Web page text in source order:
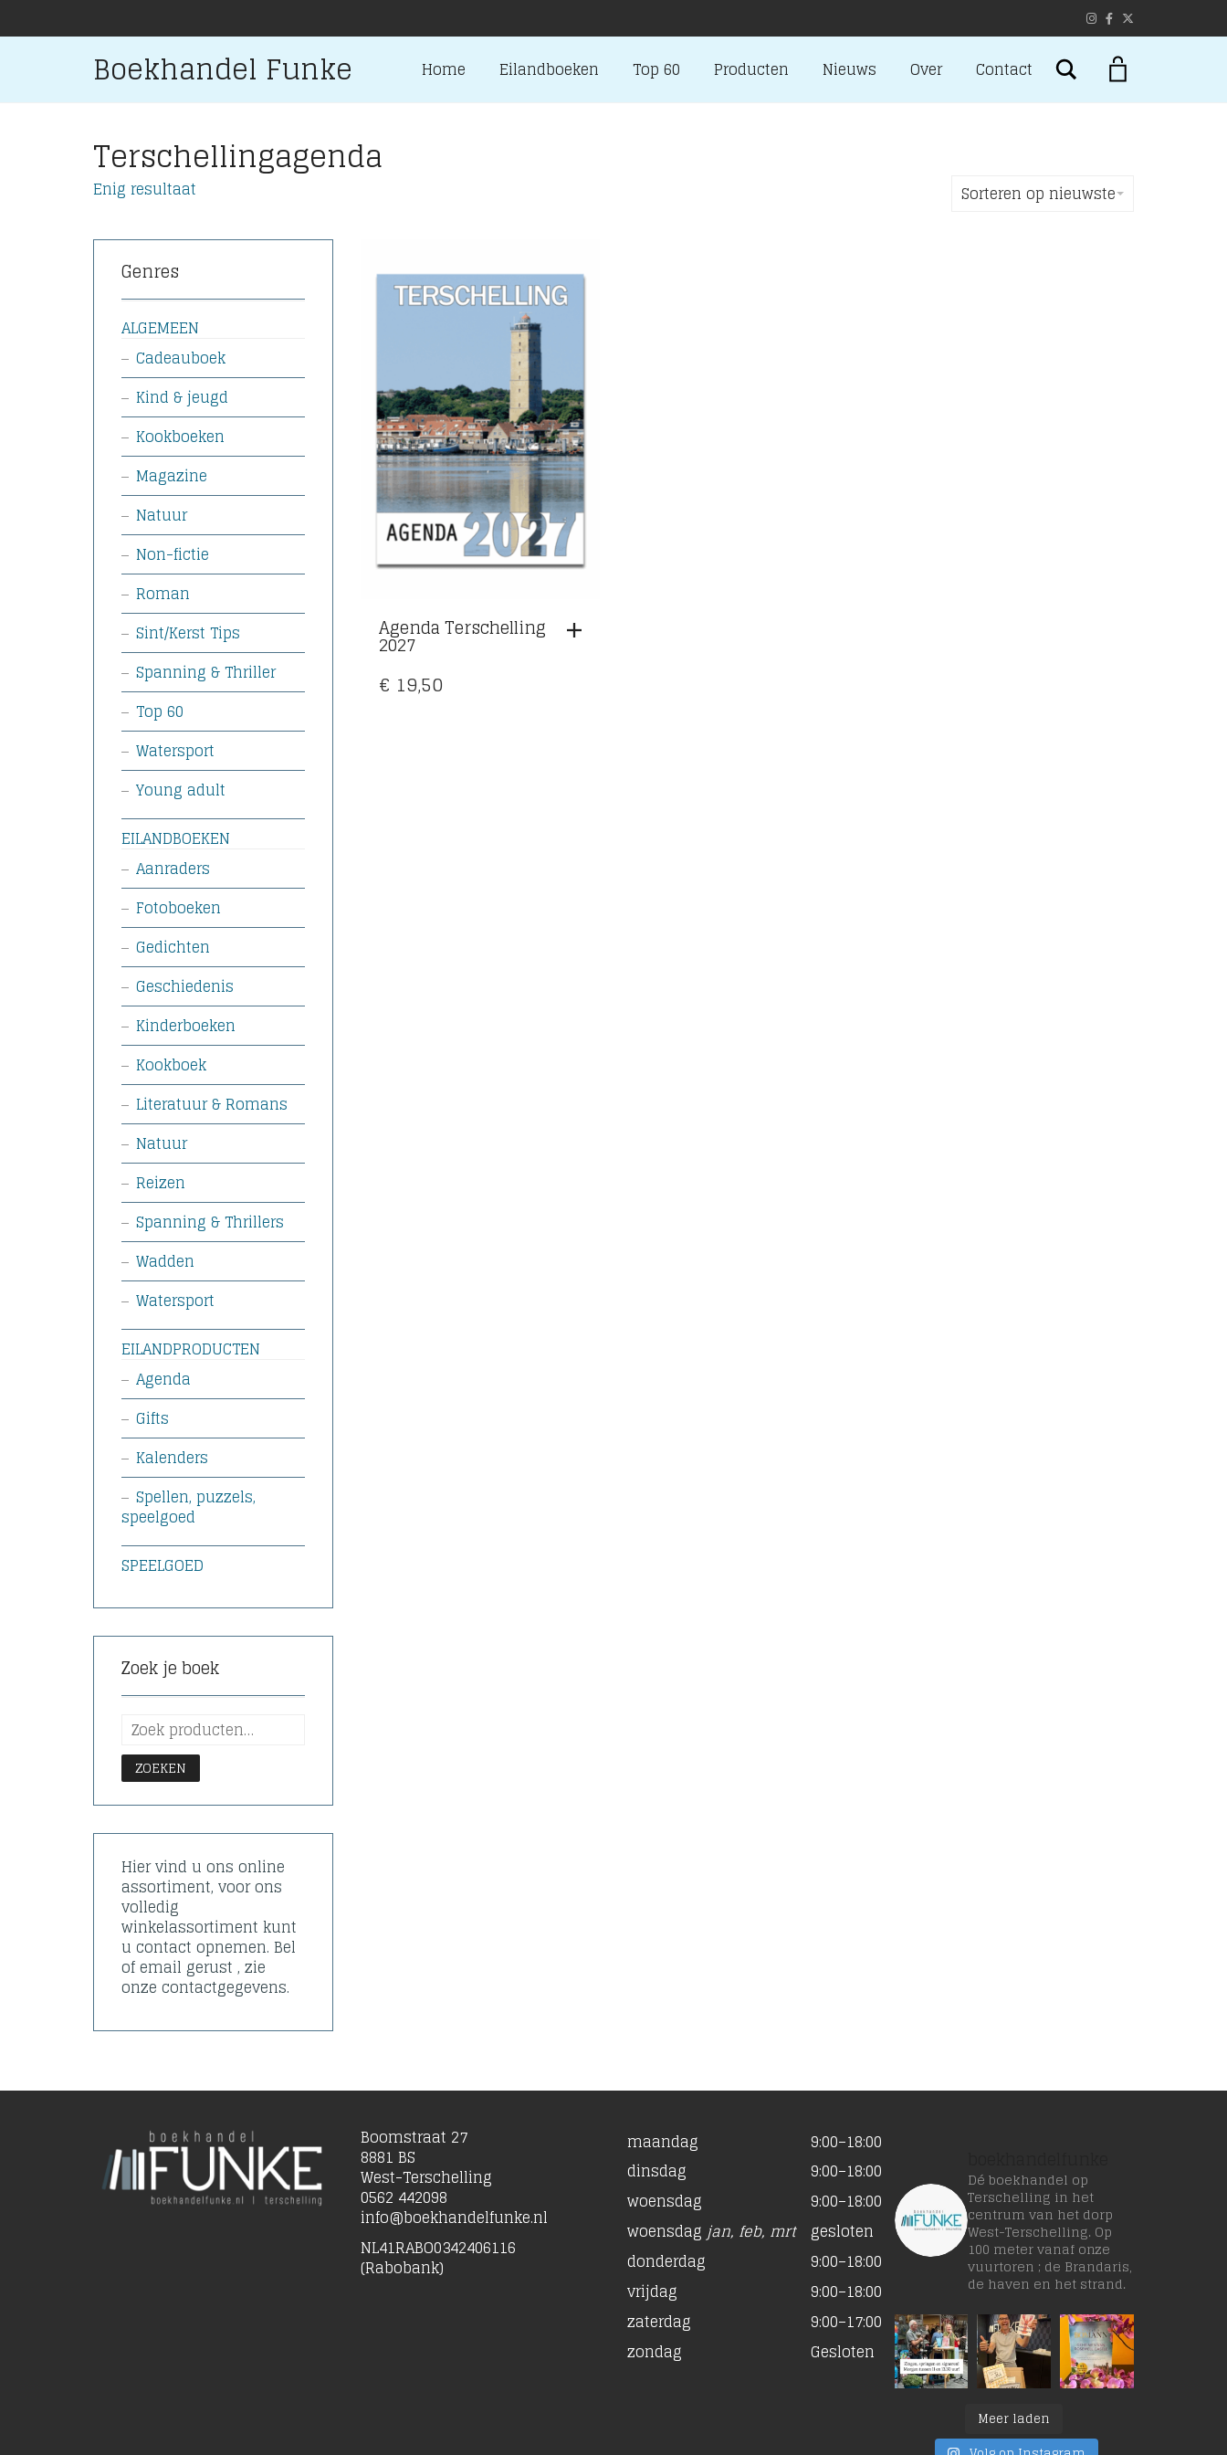
Boekhandel Funke Home Eilandboeken Top 60 Producten Nieuws Over Contact Search
Terschellingagenda
Enig resultaat Sorteren op nieuwste
Agenda Terschelling
2027
€ 19,50
Genres
ALGEMEEN
Cadeauboek
Kind & jeugd
Kookboeken
Magazine
Natuur
Non-fictie
Roman
Sint/Kerst Tips
Spanning & Thriller
Top 60
Watersport
Young adult
EILANDBOEKEN
Aanraders
Fotoboeken
Gedichten
Geschiedenis
Kinderboeken
Kookboek
Literatuur & Romans
Natuur
Reizen
Spanning & Thrillers
Wadden
Watersport
EILANDPRODUCTEN
Agenda
Gifts
Kalenders
Spellen, puzzels,
speelgoed
SPEELGOED
Zoek je boek
ZOEKEN
Hier vind u ons online
assortiment, voor ons
volledig
winkelassortiment kunt
u contact opnemen. Bel
of email gerust , zie
onze contactgegevens.
Boomstraat 27
8881 BS
West-Terschelling
0562 442098
info@boekhandelfunke.nl
NL41RABO0342406116
(Rabobank)
maandag
9:00–18:00
dinsdag
9:00–18:00
woensdag
9:00–18:00
woensdag jan, feb, mrt
gesloten
donderdag
9:00–18:00
vrijdag
9:00–18:00
zaterdag
9:00–17:00
zondag
Gesloten
Dé boekhandel op
Terschelling in het
centrum van het dorp
West-Terschelling. Op
100 meter vanaf onze
vuurtoren ; de Brandaris,
de haven en het strand.
Meer laden